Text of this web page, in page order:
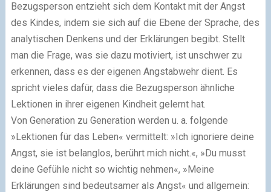
Bezugsperson entzieht sich dem Kontakt mit der Angst
des Kindes, indem sie sich auf die Ebene der Sprache, des
analytischen Denkens und der Erklärungen begibt. Stellt
man die Frage, was sie dazu motiviert, ist unschwer zu
erkennen, dass es der eigenen Angstabwehr dient. Es
spricht vieles dafür, dass die Bezugsperson ähnliche
Lektionen in ihrer eigenen Kindheit gelernt hat.
Von Generation zu Generation werden u. a. folgende
»Lektionen für das Leben« vermittelt: »Ich ignoriere deine
Angst, sie ist belanglos, berührt mich nicht.«, »Du musst
deine Gefühle nicht so wichtig nehmen«, »Meine
Erklärungen sind bedeutsamer als Angst« und allgemein: